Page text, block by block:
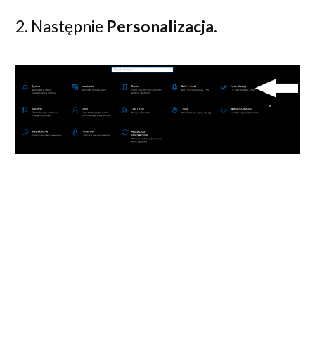
2. Następnie Personalizacja.